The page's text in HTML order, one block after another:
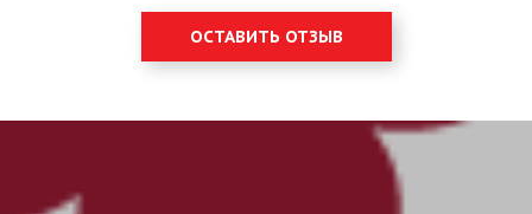
ОСТАВИТЬ ОТЗЫВ